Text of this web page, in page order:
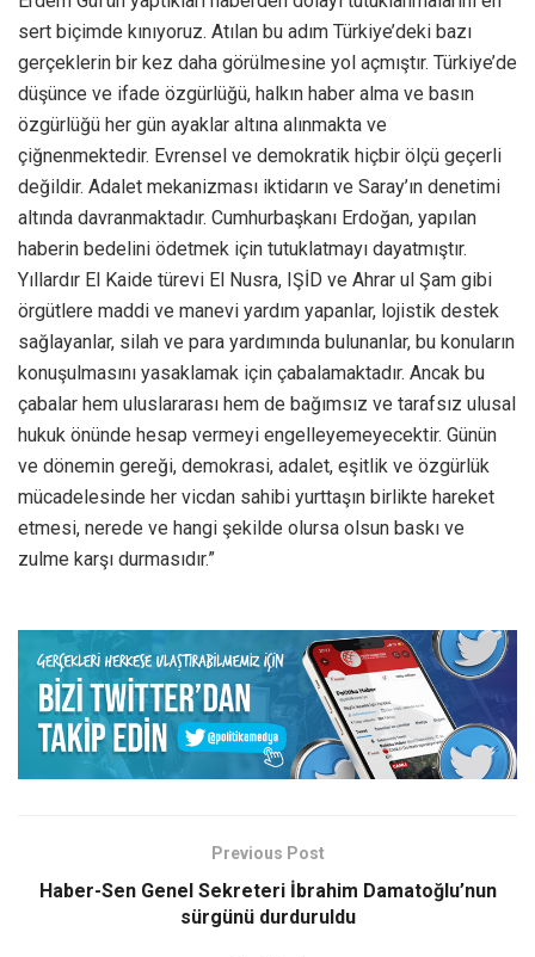
sert biçimde kınıyoruz. Atılan bu adım Türkiye’deki bazı
gerçeklerin bir kez daha görülmesine yol açmıştır. Türkiye’de
düşünce ve ifade özgürlüğü, halkın haber alma ve basın
özgürlüğü her gün ayaklar altına alınmakta ve
çiğnenmektedir. Evrensel ve demokratik hiçbir ölçü geçerli
değildir. Adalet mekanizması iktidarın ve Saray’ın denetimi
altında davranmaktadır. Cumhurbaşkanı Erdoğan, yapılan
haberin bedelini ödetmek için tutuklatmayı dayatmıştır.
Yıllardır El Kaide türevi El Nusra, IŞİD ve Ahrar ul Şam gibi
örgütlere maddi ve manevi yardım yapanlar, lojistik destek
sağlayanlar, silah ve para yardımında bulunanlar, bu konuların
konuşulmasını yasaklamak için çabalamaktadır. Ancak bu
çabalar hem uluslararası hem de bağımsız ve tarafsız ulusal
hukuk önünde hesap vermeyi engelleyemeyecektir. Günün
ve dönemin gereği, demokrasi, adalet, eşitlik ve özgürlük
mücadelesinde her vicdan sahibi yurttaşın birlikte hareket
etmesi, nerede ve hangi şekilde olursa olsun baskı ve
zulme karşı durmasıdır.”
Previous Post
Haber-Sen Genel Sekreteri İbrahim Damatoğlu’nun
sürgünü durduruldu